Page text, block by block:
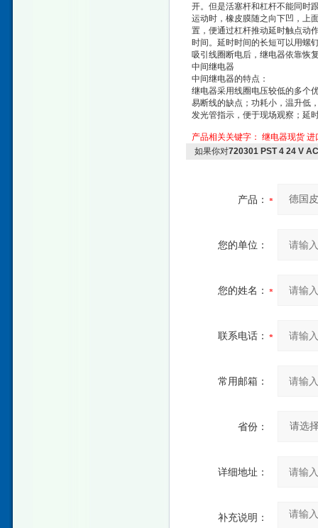
开。但是活塞杆和杠杆不能同时
运动时，橡皮膜随之向下凹，上
置，便通过杠杆推动延时触点动
时间。延时时间的长短可以用螺
吸引线圈断电后，继电器依靠恢
中间继电器
中间继电器的特点：
继电器采用线圈电压较低的多个
易断线的缺点；功耗小，温升低
发光管指示，便于现场观察；延
产品相关关键字： 继电器现货 进
如果你对720301 PST 4 24 V
产品：
您的单位：
您的姓名：
联系电话：
常用邮箱：
省份：
详细地址：
补充说明：